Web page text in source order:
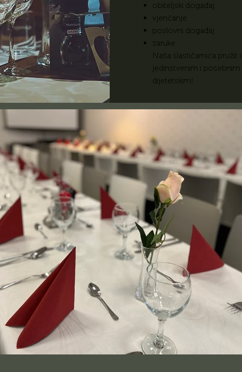
obiteljski događaj
vjenčanje
poslovni događaj
zaruke
Naša slastičarnica pružit
jedinstvenim i
dijetetskim!